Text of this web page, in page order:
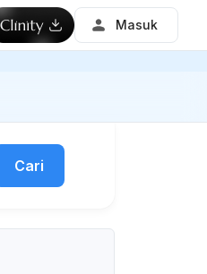
Masuk
Cari